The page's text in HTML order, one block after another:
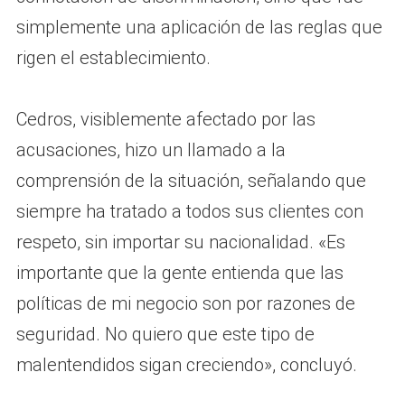
simplemente una aplicación de las reglas que
rigen el establecimiento.
Cedros, visiblemente afectado por las
acusaciones, hizo un llamado a la
comprensión de la situación, señalando que
siempre ha tratado a todos sus clientes con
respeto, sin importar su nacionalidad. «Es
importante que la gente entienda que las
políticas de mi negocio son por razones de
seguridad. No quiero que este tipo de
malentendidos sigan creciendo», concluyó.